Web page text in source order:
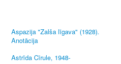
Aspazija "Zalša līgava" (1928).
Anotācija
Astrīda Cīrule, 1948-